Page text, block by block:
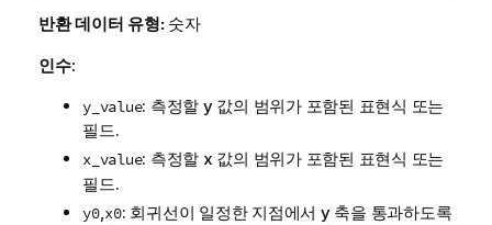
반환 데이터 유형: 숫자
인수:
y_value: 측정할 y값의 범위가 포함된 표현식 또는
필드.
x_value: 측정할 x 값의 범위가 포함된 표현식 또는
필드.
y0,x0: 회귀선이 일정한 지점에서 y 축을 통과하도록